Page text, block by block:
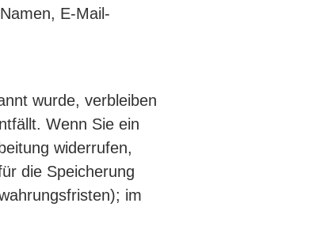
E-Mail-
wurde, verbleiben
Wenn Sie ein
widerrufen,
die Speicherung
im